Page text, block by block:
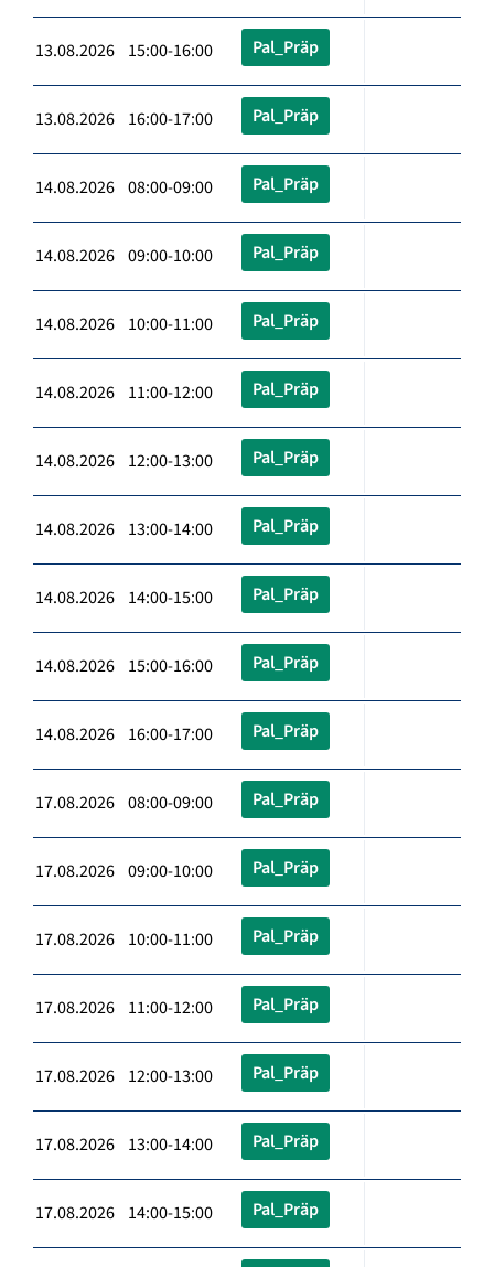
13.08.2026 15:00-16:00 Pal_Präp
13.08.2026 16:00-17:00 Pal_Präp
14.08.2026 08:00-09:00 Pal_Präp
14.08.2026 09:00-10:00 Pal_Präp
14.08.2026 10:00-11:00 Pal_Präp
14.08.2026 11:00-12:00 Pal_Präp
14.08.2026 12:00-13:00 Pal_Präp
14.08.2026 13:00-14:00 Pal_Präp
14.08.2026 14:00-15:00 Pal_Präp
14.08.2026 15:00-16:00 Pal_Präp
14.08.2026 16:00-17:00 Pal_Präp
17.08.2026 08:00-09:00 Pal_Präp
17.08.2026 09:00-10:00 Pal_Präp
17.08.2026 10:00-11:00 Pal_Präp
17.08.2026 11:00-12:00 Pal_Präp
17.08.2026 12:00-13:00 Pal_Präp
17.08.2026 13:00-14:00 Pal_Präp
17.08.2026 14:00-15:00 Pal_Präp